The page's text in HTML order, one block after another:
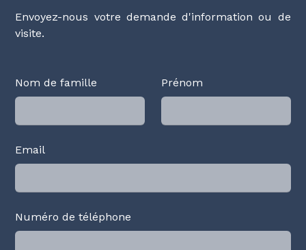
Envoyez-nous votre demande d'information ou de
visite.
Nom de famille Prénom
Email
Numéro de téléphone